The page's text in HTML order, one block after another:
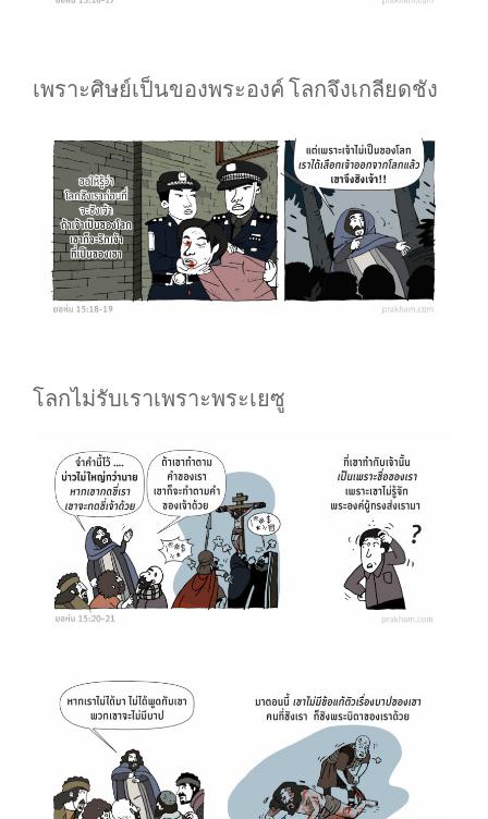
เพราะศิษย์เป็นของพระองค์ โลกจึงเกลียดชัง
โลกไม่รับเราเพราะพระเยซู